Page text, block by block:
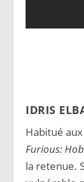
IDRIS
Habitué
Furious:
la retenue.